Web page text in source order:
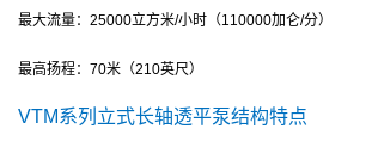
最大流量： 25000立方米/小时（110000加仑/分）
最高扬程： 70米（210英尺）
VTM系列立式长轴透平泵结构特点